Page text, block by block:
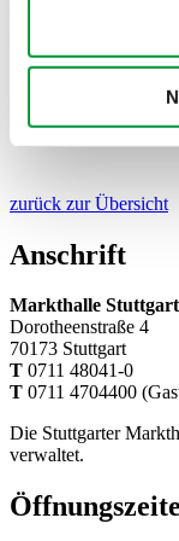
Warmer Couscous
Hanout, schwarzem
zurück zur Übersicht
Anschrift
Markthalle Stuttgart
Dorotheenstraße 4
70173 Stuttgart
T 0711 48041-0
T 0711 4704400
Die Stuttgarter
verwaltet.